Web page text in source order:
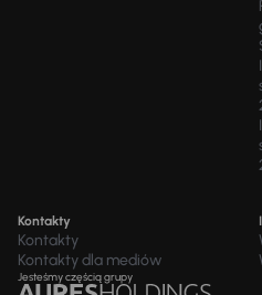
Kontakty
Kontakty
Kontakty dla mediów
Jesteśmy częścią grupy